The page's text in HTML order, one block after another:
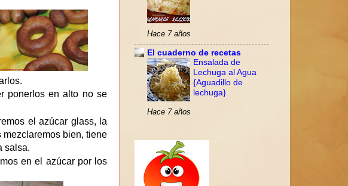
ponerlos en alto no se
el azúcar glass, la
bien, tiene
salsa.
en el azúcar por los
Hace 7 años
El cuaderno de recetas
Ensalada de
Lechuga al Agua
{Aguadillo de
lechuga}
Hace 7 años